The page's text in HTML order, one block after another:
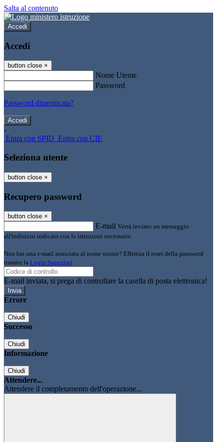
Salta al contenuto
Accedi
Accedi
button close ×
Nome Utente
Password
Password dimenticata?
-
Entra con SPID Entra con CIE
Seleziona utente
button close ×
Recupero password
button close ×
E-mail Verrà inviato un messaggio
all'indirizzo indicato con le istruzioni necessarie.
Non hai una e-mail associata al nome utente? Effettua il reset della password
tramite la Login Spaggiari
E-mail inviata, si prega di controllare la casella di posta elettronica!
Errore
Chiudi
Successo
Chiudi
Informazione
Chiudi
Attendere...
Attendere il completamento dell'operazione...